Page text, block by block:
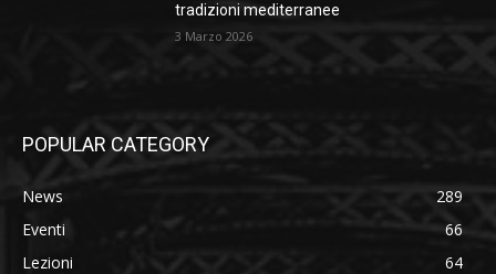
tradizioni mediterranee
3 Marzo 2026
POPULAR CATEGORY
News
289
Eventi
66
Lezioni
64